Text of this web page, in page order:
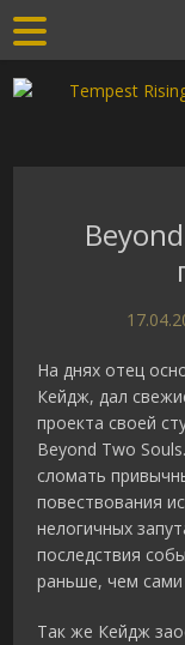
На днях отец
Кейдж, дал
проекта своей
Вeyond Two
сломать
повествования
нелогичных
последствия
раньше, чем
Так же Кейдж